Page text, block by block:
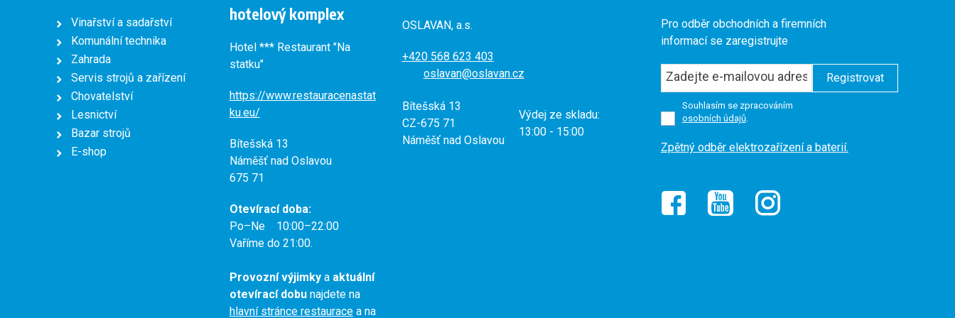
Vinařství a sadařství
Komunální technika
Zahrada
Servis strojů a zařízení
Chovatelství
Lesnictví
Bazar strojů
E-shop
hotelový komplex
Hotel *** Restaurant "Na
statku"
https://www.restauracenastat
ku.eu/
Bítešská 13
Náměšť nad Oslavou
675 71
Otevírací doba:
Po–Ne 10:00–22:00
Vaříme do 21:00.
Provozní výjimkya aktuální
otevírací dobunajdete na
hlavní stránce restauracea na
OSLAVAN, a.s.
+420 568 623 403
oslavan@oslavan.cz
Bítešská 13
CZ-675 71
Náměšť nad Oslavou
Výdej ze skladu:
13:00 - 15:00
Pro odběr obchodních a firemních
informací se zaregistrujte
Souhlasím se zpracováním
osobních údajů.
Registrovat
Formulář
odeslat.
Zpětný odběr elektrozařízení a baterií.